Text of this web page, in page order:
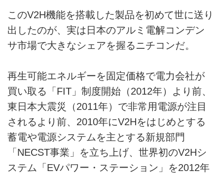
このV2H機能を搭載した製品を初めて世に送り
出したのが、実は日本のアルミ電解コンデン
サ市場で大きなシェアを握るニチコンだ。
再生可能エネルギーを固定価格で電力会社が
買い取る「FIT」制度開始（2012年）より前、
東日本大震災（2011年）で非常用電源が注目
されるより前、2010年にV2Hをはじめとする
蓄電や電源システムを主とする新規部門
「NECST事業」を立ち上げ、世界初のV2Hシ
ステム「EVパワー・ステーション」を2012年